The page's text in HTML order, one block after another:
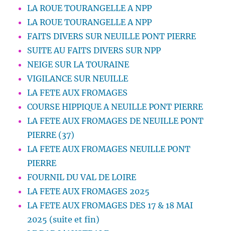
LA ROUE TOURANGELLE A NPP
LA ROUE TOURANGELLE A NPP
FAITS DIVERS SUR NEUILLE PONT PIERRE
SUITE AU FAITS DIVERS SUR NPP
NEIGE SUR LA TOURAINE
VIGILANCE SUR NEUILLE
LA FETE AUX FROMAGES
COURSE HIPPIQUE A NEUILLE PONT PIERRE
LA FETE AUX FROMAGES DE NEUILLE PONT
PIERRE (37)
LA FETE AUX FROMAGES NEUILLE PONT
PIERRE
FOURNIL DU VAL DE LOIRE
LA FETE AUX FROMAGES 2025
LA FETE AUX FROMAGES DES 17 & 18 MAI
2025 (suite et fin)